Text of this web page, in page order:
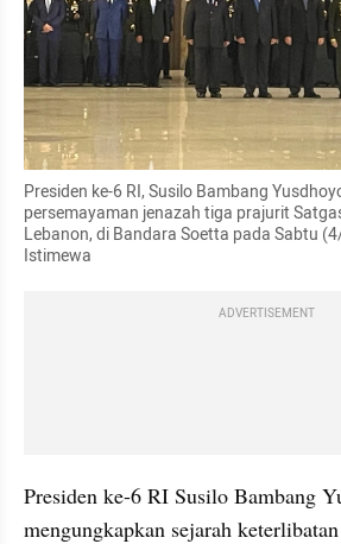
Presiden ke-6 RI, Susilo Bambang
persemayaman jenazah tiga prajurit
Lebanon, di Bandara Soetta pada Sabtu
Istimewa
ADVERTISEMENT
Presiden ke-6 RI Susilo Bambang
mengungkapkan sejarah